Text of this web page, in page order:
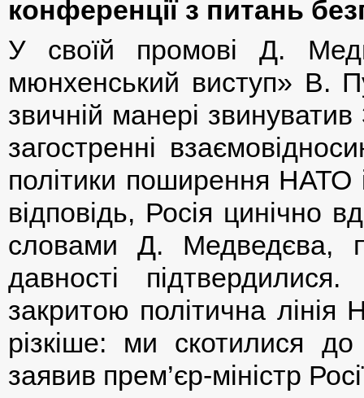
конференції з питань
У своїй промові Д.
мюнхенський виступ» В.
звичній манері
загостренні
політики поширення
відповідь, Росія цинічно
словами Д. Медведєва,
давності
закритою політична
різкіше: ми скотилися
заявив прем’єр-міністр